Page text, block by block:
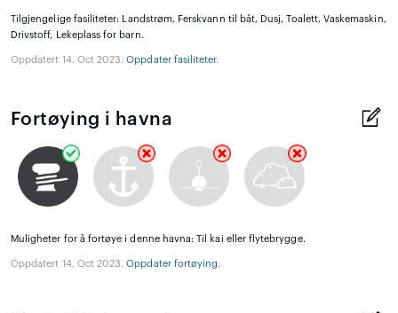
Tilgjengelige fasiliteter: Landstrøm, Ferskvann til båt, Dusj, Toalett, Vaskemaskin,
Drivstoff, Lekeplass for barn.
Oppdatert 14. Oct 2023.Oppdater fasiliteter.
Fortøying i havna
Muligheter for å fortøye i denne havna: Til kai eller flytebrygge.
Oppdatert 14. Oct 2023.Oppdater fortøying.